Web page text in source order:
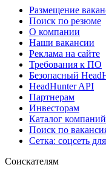
Размещение
Поиск по резюме
О компании
Наши вакансии
Реклама на сайте
Требования к ПО
Безопасный
HeadHunter API
Партнерам
Инвесторам
Каталог компаний
Поиск по
Сетка: соцсеть
Соискателям